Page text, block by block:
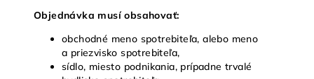
Objednávka musí obsahovať:
obchodné meno spotrebiteľa, alebo meno
a priezvisko spotrebiteľa,
sídlo, miesto podnikania, prípadne trvalé